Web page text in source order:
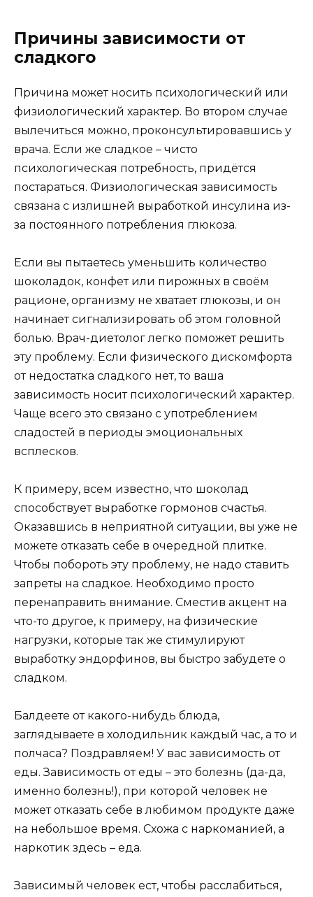
Причины зависимости от
сладкого
Причина может носить психологический или
физиологический характер. Во втором случае
вылечиться можно, проконсультировавшись у
врача. Если же сладкое – чисто
психологическая потребность, придётся
постараться. Физиологическая зависимость
связана с излишней выработкой инсулина из-
за постоянного потребления глюкоза.
Если вы пытаетесь уменьшить количество
шоколадок, конфет или пирожных в своём
рационе, организму не хватает глюкозы, и он
начинает сигнализировать об этом головной
болью. Врач-диетолог легко поможет решить
эту проблему. Если физического дискомфорта
от недостатка сладкого нет, то ваша
зависимость носит психологический характер.
Чаще всего это связано с употреблением
сладостей в периоды эмоциональных
всплесков.
К примеру, всем известно, что шоколад
способствует выработке гормонов счастья.
Оказавшись в неприятной ситуации, вы уже не
можете отказать себе в очередной плитке.
Чтобы побороть эту проблему, не надо ставить
запреты на сладкое. Необходимо просто
перенаправить внимание. Сместив акцент на
что-то другое, к примеру, на физические
нагрузки, которые так же стимулируют
выработку эндорфинов, вы быстро забудете о
сладком.
Балдеете от какого-нибудь блюда,
заглядываете в холодильник каждый час, а то и
полчаса? Поздравляем! У вас зависимость от
еды. Зависимость от еды – это болезнь (да-да,
именно болезнь!), при которой человек не
может отказать себе в любимом продукте даже
на небольшое время. Схожа с наркоманией, а
наркотик здесь – еда.
Зависимый человек ест, чтобы расслабиться,